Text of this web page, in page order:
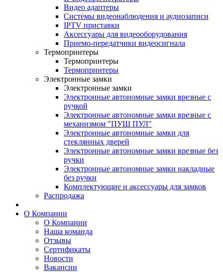
Видео адаптеры
Системы видеонаблюдения и аудиозаписи
IPTV приставки
Аксессуары для видеооборудования
Приемо-передатчики видеосигнала
Термопринтеры
Термопринтеры
Термопринтеры
Электронные замки
Электронные замки
Электронные автономные замки врезные с
ручкой
Электронные автономные замки врезные с
механизмом "ПУШ ПУЛ"
Электронные автономные замки для
стеклянных дверей
Электронные автономные замки врезные без
ручки
Электронные автономные замки накладные
без ручки
Комплектующие и аксессуары для замков
Распродажа
О Компании
О Компании
Наша команда
Отзывы
Сертификаты
Новости
Вакансии